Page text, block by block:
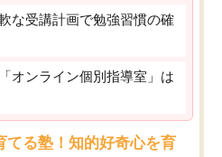
な受講計画で勉強習慣の確
オンライン個別指導室」は
てる塾！知的好奇心を育